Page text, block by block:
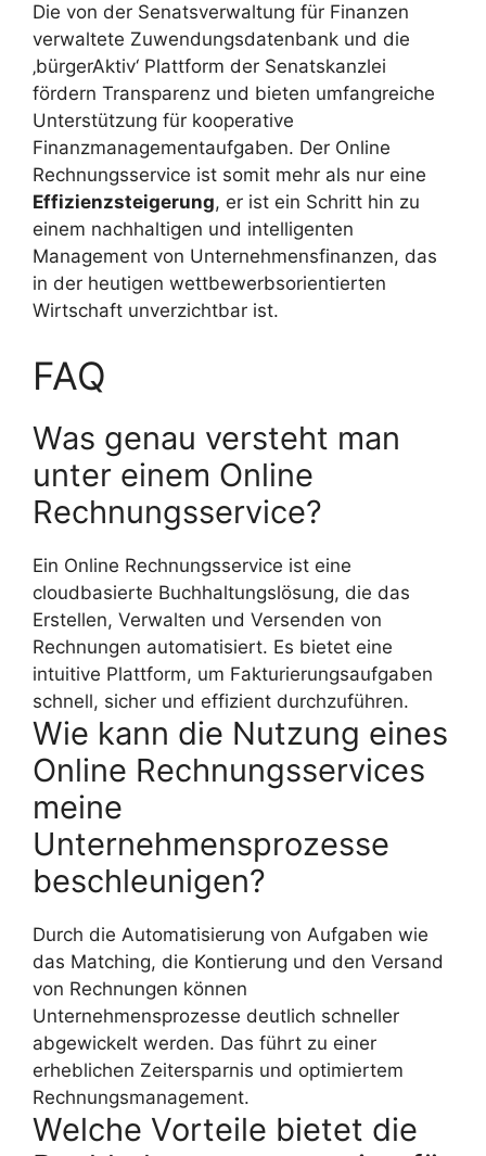
Die von der Senatsverwaltung für Finanzen
verwaltete Zuwendungsdatenbank und die
‚bürgerAktiv‘ Plattform der Senatskanzlei
fördern Transparenz und bieten umfangreiche
Unterstützung für kooperative
Finanzmanagementaufgaben. Der Online
Rechnungsservice ist somit mehr als nur eine
Effizienzsteigerung, er ist ein Schritt hin zu
einem nachhaltigen und intelligenten
Management von Unternehmensfinanzen, das
in der heutigen wettbewerbsorientierten
Wirtschaft unverzichtbar ist.
FAQ
Was genau versteht man
unter einem Online
Rechnungsservice?
Ein Online Rechnungsservice ist eine
cloudbasierte Buchhaltungslösung, die das
Erstellen, Verwalten und Versenden von
Rechnungen automatisiert. Es bietet eine
intuitive Plattform, um Fakturierungsaufgaben
schnell, sicher und effizient durchzuführen.
Wie kann die Nutzung eines
Online Rechnungsservices
meine
Unternehmensprozesse
beschleunigen?
Durch die Automatisierung von Aufgaben wie
das Matching, die Kontierung und den Versand
von Rechnungen können
Unternehmensprozesse deutlich schneller
abgewickelt werden. Das führt zu einer
erheblichen Zeitersparnis und optimiertem
Rechnungsmanagement.
Welche Vorteile bietet die